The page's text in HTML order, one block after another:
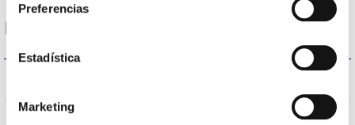
Preferencias
Estadística
Marketing
Dados ópticos
80